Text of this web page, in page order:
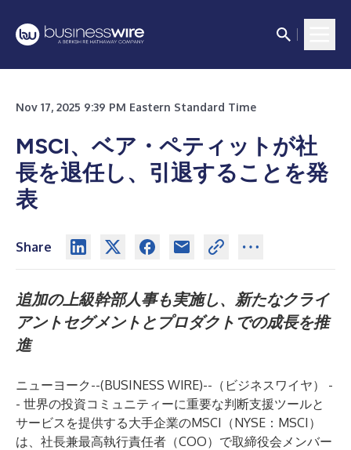
Nov 17, 2025 9:39 PM Eastern Standard Time
MSCI、ベア・ペティットが社
長を退任し、引退することを発
表
Share
追加の上級幹部人事も実施し、新たなクライ
アントセグメントとプロダクトでの成長を推
進
ニューヨーク--(BUSINESS WIRE)-- （ビジネスワイヤ） -
- 世界の投資コミュニティーに重要な判断支援ツールと
サービスを提供する大手企業のMSCI（NYSE：MSCI）
は、社長兼最高執行責任者（COO）で取締役会メンバー